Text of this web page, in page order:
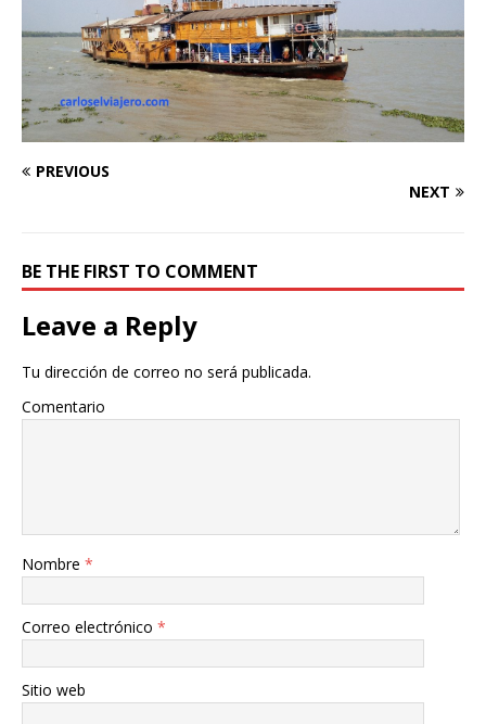
PREVIOUS
NEXT
BE THE FIRST TO COMMENT
Leave a Reply
Tu dirección de correo no será publicada.
Comentario
Nombre *
Correo electrónico *
Sitio web